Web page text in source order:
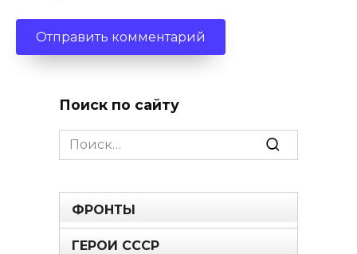
Поиск по сайту
Search
for:
ФРОНТЫ
ГЕРОИ СССР